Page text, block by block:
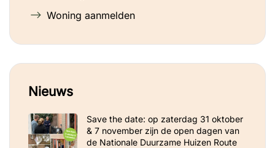
Woning aanmelden
Nieuws
Save the date: op zaterdag 31 oktober
& 7 november zijn de open dagen van
de Nationale Duurzame Huizen Route